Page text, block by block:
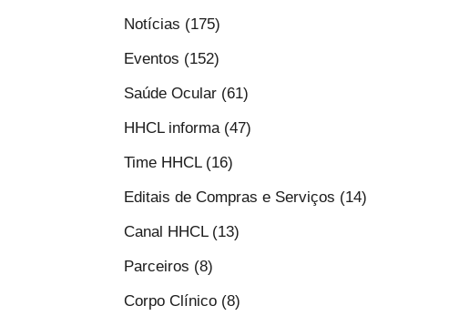
Notícias (175)
Eventos (152)
Saúde Ocular (61)
HHCL informa (47)
Time HHCL (16)
Editais de Compras e Serviços (14)
Canal HHCL (13)
Parceiros (8)
Corpo Clínico (8)